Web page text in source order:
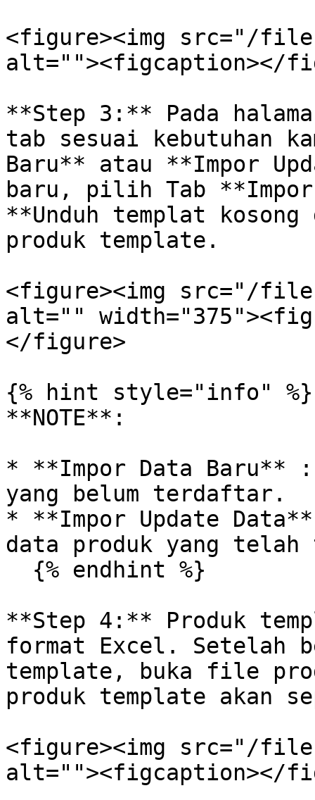
<figure><img src="/files/
alt=""><figcaption></
**Step 3:** Pada
tab sesuai kebutuhan
Baru** atau **Impor
baru, pilih Tab
**Unduh templat
produk template.
<figure><img src="/
alt=""
</figure>
{% hint style="info" %}
**NOTE**:
* **Impor Data Baru** :
yang belum terdaftar.
* **Impor Update
data produk yang
**Step 4:** Produk
format Excel. Setelah
template, buka file
produk template akan
<figure><img src="/files/
alt=""><figcaption></